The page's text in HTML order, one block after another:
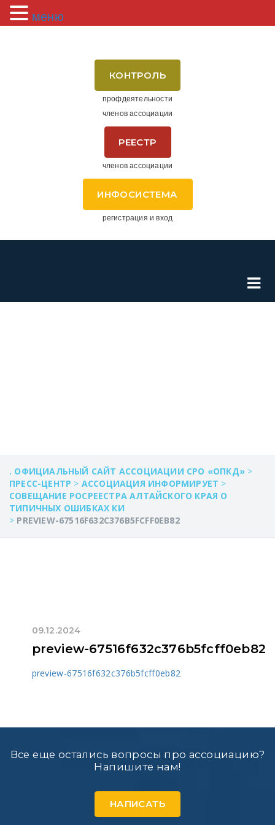
КОНТРОЛЬ
профдеятельности
членов ассоциации
РЕЕСТР
членов ассоциации
ИНФОСИСТЕМА
регистрация и вход
. ОФИЦИАЛЬНЫЙ САЙТ АССОЦИАЦИИ СРО «ОПКД» >
ПРЕСС-ЦЕНТР > АССОЦИАЦИЯ ИНФОРМИРУЕТ >
СОВЕЩАНИЕ РОСРЕЕСТРА АЛТАЙСКОГО КРАЯ О
ТИПИЧНЫХ ОШИБКАХ КИ
> PREVIEW-67516F632C376B5FCFF0EB82
09.12.2024
preview-67516f632c376b5fcff0eb82
preview-67516f632c376b5fcff0eb82
Все еще остались вопросы про ассоциацию?
Напишите нам!
НАПИСАТЬ
меню